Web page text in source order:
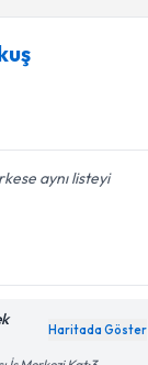
aynı listeyi
Haritada Göster